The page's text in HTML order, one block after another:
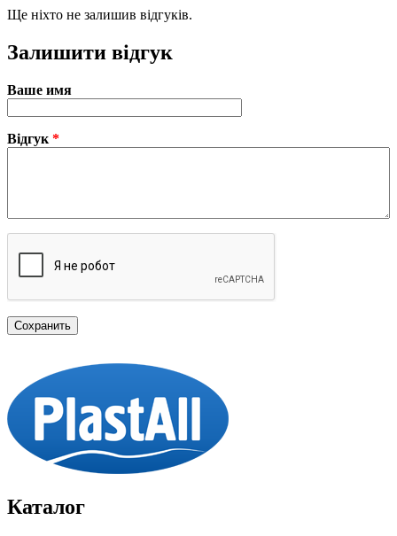
Ще ніхто не залишив відгуків.
Залишити відгук
Ваше имя
Відгук *
Каталог